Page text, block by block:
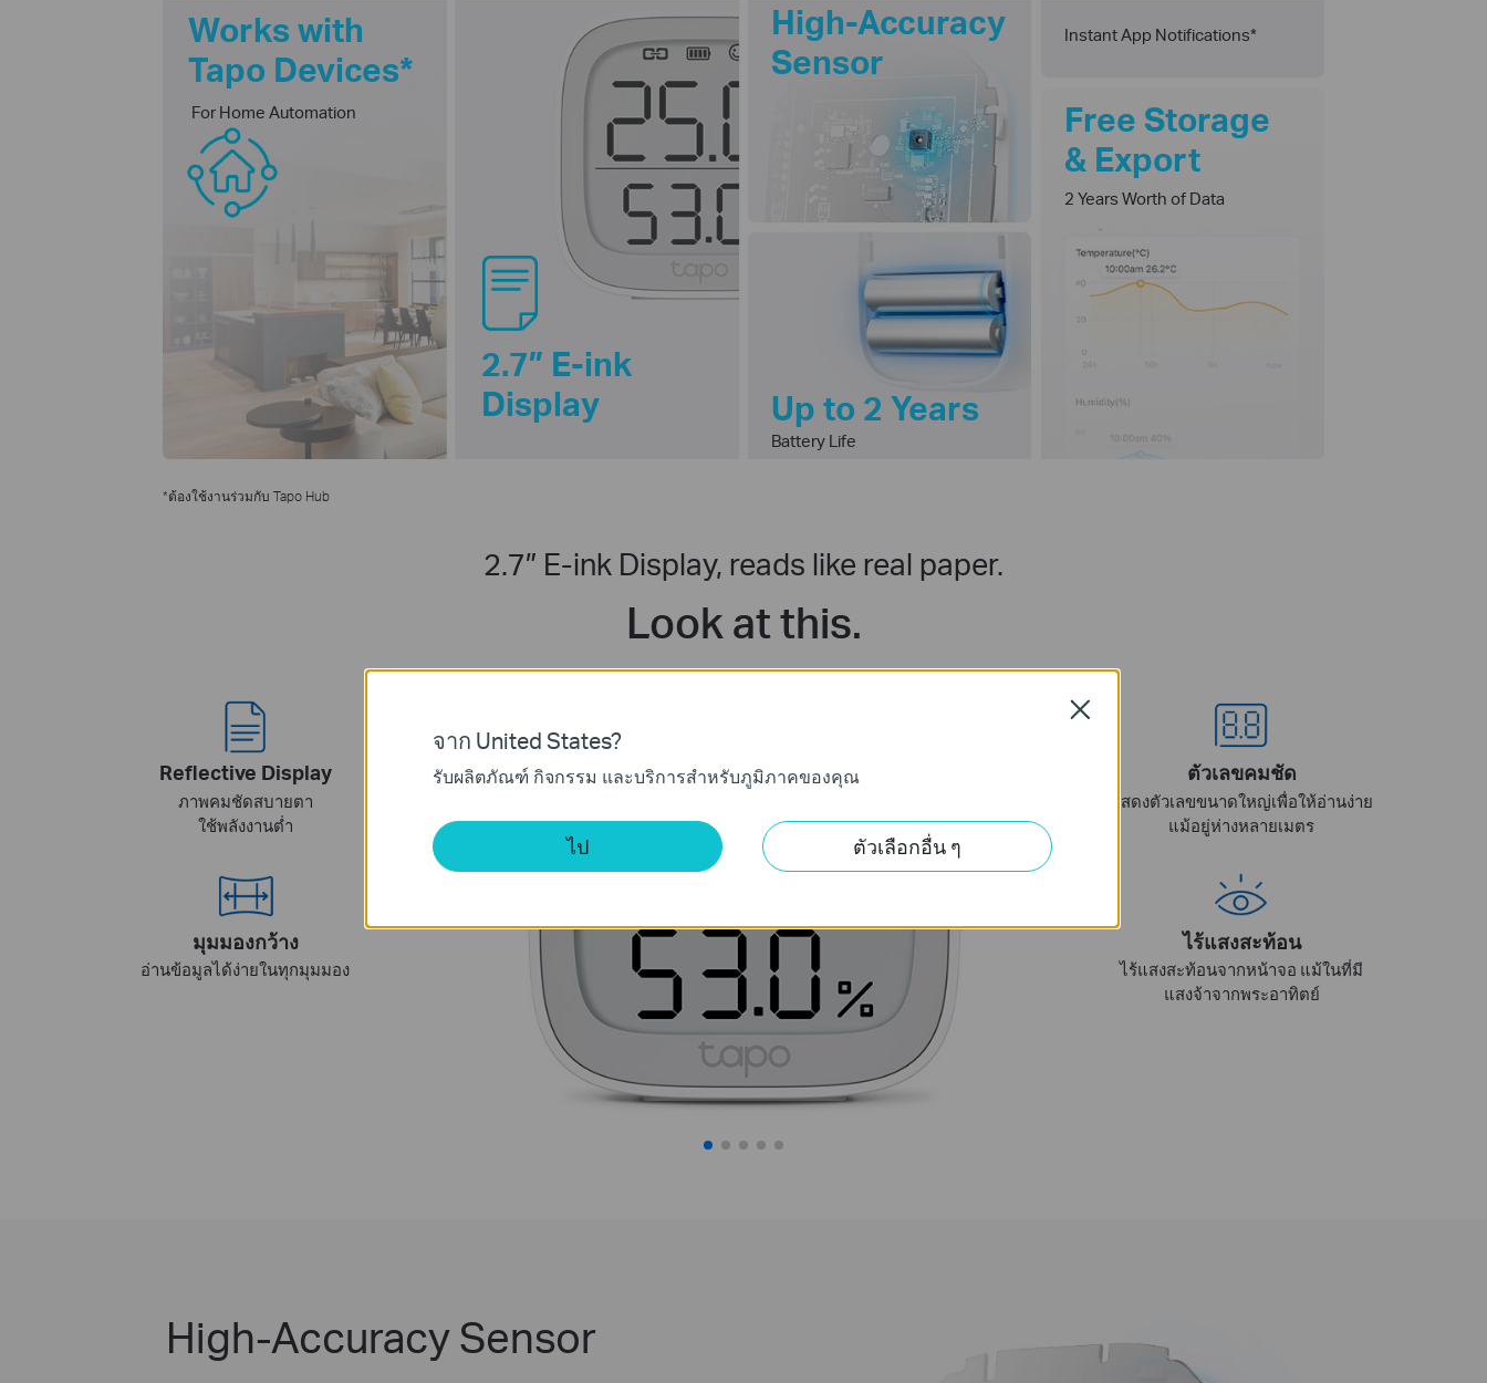
Works with
Tapo Devices*
For Home Automation
2.7″ E-ink
Display
High-Accuracy
Sensor
Up to 2 Years
Battery Life
Instant App Notifications*
Free Storage
& Export
2 Years Worth of Data
*ต้องใช้งานร่วมกับ Tapo Hub
2.7″ E-ink Display, reads like real paper.
Look at this.
Reflective Display
ภาพคมชัดสบายตา
ใช้พลังงานต่ำ
ตัวเลขคมชัด
แสดงตัวเลขขนาดใหญ่เพื่อให้อ่านง่าย
แม้อยู่ห่างหลายเมตร
มุมมองกว้าง
อ่านข้อมูลได้ง่ายในทุกมุมมอง
ไร้แสงสะท้อน
ไร้แสงสะท้อนจากหน้าจอ แม้ในที่มี
แสงจ้าจากพระอาทิตย์
High-Accuracy Sensor
จาก United States?
รับผลิตภัณฑ์ กิจกรรม และบริการสำหรับภูมิภาคของคุณ
ไป ตัวเลือกอื่น ๆ
Close